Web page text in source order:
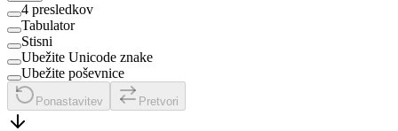
4 presledkov
Tabulator
Stisni
Ubežite Unicode znake
Ubežite poševnice
Ponastavitev Pretvori